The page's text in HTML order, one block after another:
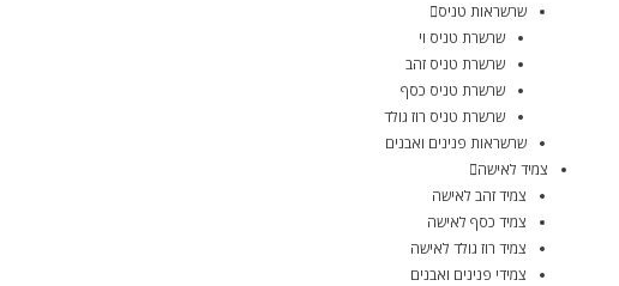
שרשראות טניס
שרשרת טניס וי
שרשרת טניס זהב
שרשרת טניס כסף
שרשרת טניס רוז גולד
שרשראות פנינים ואבנים
צמיד לאישה
צמיד זהב לאישה
צמיד כסף לאישה
צמיד רוז גולד לאישה
צמידי פנינים ואבנים